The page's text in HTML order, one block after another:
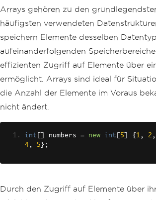
Arrays gehören zu den
häufigsten verwendeten
speichern Elemente desselben
aufeinanderfolgenden
effizienten Zugriff auf Elemente über
ermöglicht. Arrays sind ideal für
die Anzahl der Elemente im Voraus
nicht ändert.
int numbers = new int 5 { 1, 2 ,
4, 5 };
Durch den Zugriff auf Elemente über